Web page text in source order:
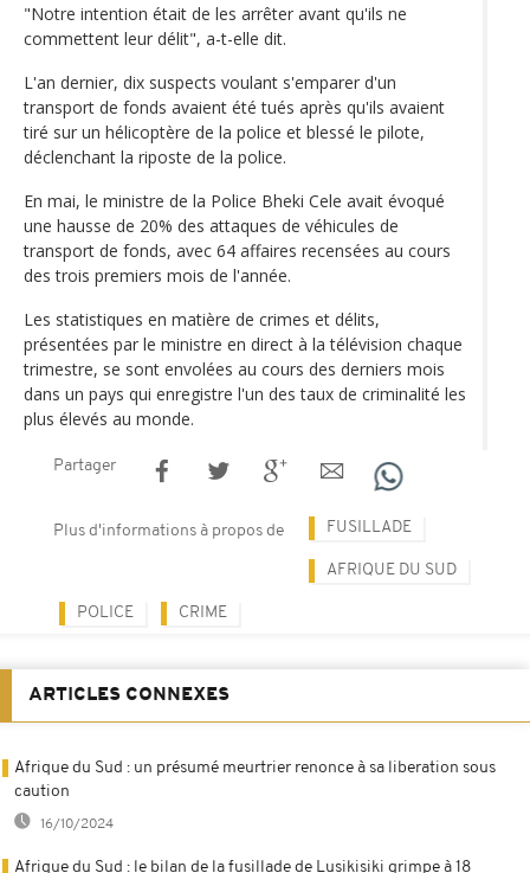
"Notre intention était de les arrêter avant qu'ils ne
commettent leur délit", a-t-elle dit.
L'an dernier, dix suspects voulant s'emparer d'un
transport de fonds avaient été tués après qu'ils avaient
tiré sur un hélicoptère de la police et blessé le pilote,
déclenchant la riposte de la police.
En mai, le ministre de la Police Bheki Cele avait évoqué
une hausse de 20% des attaques de véhicules de
transport de fonds, avec 64 affaires recensées au cours
des trois premiers mois de l'année.
Les statistiques en matière de crimes et délits,
présentées par le ministre en direct à la télévision chaque
trimestre, se sont envolées au cours des derniers mois
dans un pays qui enregistre l'un des taux de criminalité les
plus élevés au monde.
Partager
Plus d'informations à propos de FUSILLADE
AFRIQUE DU SUD
POLICE CRIME
ARTICLES CONNEXES
Afrique du Sud : un présumé meurtrier renonce à sa liberation sous
caution
16/10/2024
Afrique du Sud : le bilan de la fusillade de Lusikisiki grimpe à 18